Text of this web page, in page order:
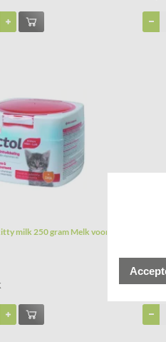
milk 250 gram Melk voor
€
Prijs